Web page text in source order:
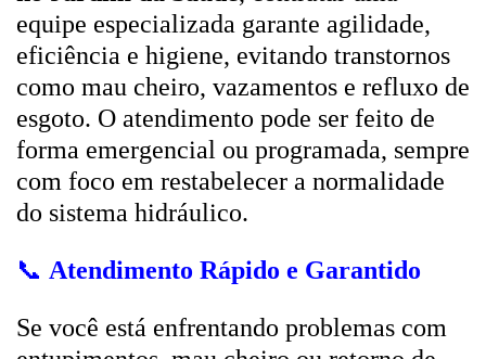
equipe especializada garante agilidade,
eficiência e higiene, evitando transtornos
como mau cheiro, vazamentos e refluxo de
esgoto. O atendimento pode ser feito de
forma emergencial ou programada, sempre
com foco em restabelecer a normalidade
do sistema hidráulico.
📞 Atendimento Rápido e Garantido
Se você está enfrentando problemas com